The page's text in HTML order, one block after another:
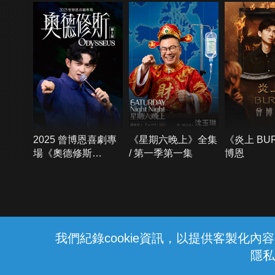
我們紀錄cookie資訊，以提供客製化內
隱
2025 曾博恩喜劇專
場《奧德修斯
《星期六晚上》全集
/ 第一季第一集
《炎上
博恩